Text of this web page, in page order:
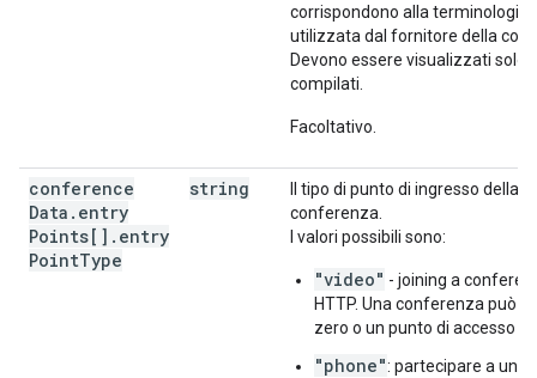
corrispondono alla terminologia
utilizzata dal fornitore della
Devono essere visualizzati solo
compilati.
Facoltativo.
conference
Data . entry
Points[] . entry
PointType
string
Il tipo di punto di ingresso della
conferenza.
I valori possibili sono:
"video" - joining a
HTTP. Una conferenza può
zero o un punto di accesso
"phone": partecipare a una